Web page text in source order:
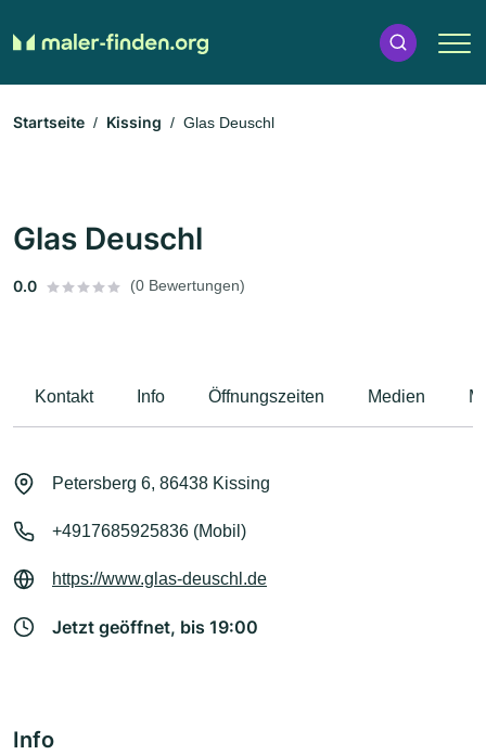
Startseite Kissing Glas Deuschl
Glas Deuschl
0.0 (0 Bewertungen)
Kontakt Info Öffnungszeiten Medien
Petersberg 6, 86438 Kissing
+4917685925836 (Mobil)
https://www.glas-deuschl.de
Jetzt geöffnet, bis 19:00
Info